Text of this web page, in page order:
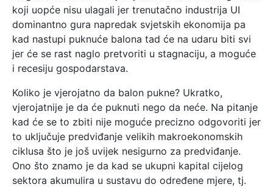
koji uopće nisu ulagali jer trenutačno industrija UI
dominantno gura napredak svjetskih ekonomija pa
kad nastupi puknuće balona tad će na udaru biti svi
jer će se rast naglo pretvoriti u stagnaciju, a moguće
i recesiju gospodarstava.
Koliko je vjerojatno da balon pukne? Ukratko,
vjerojatnije je da će puknuti nego da neće. Na pitanje
kad će se to zbiti nije moguće precizno odgovoriti jer
to uključuje predviđanje velikih makroekonomskih
ciklusa što je još uvijek nesigurno za predviđanje.
Ono što znamo je da kad se ukupni kapital cijelog
sektora akumulira u sustavu do određene mjere, tj.